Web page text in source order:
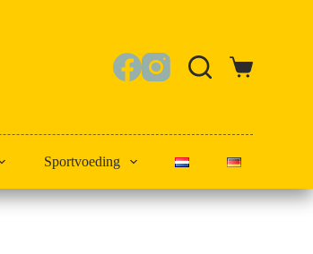
Winkelwagen
Sportvoeding